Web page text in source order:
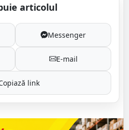
articolul
Messenger
E-mail
link